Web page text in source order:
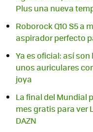
Plus una nueva
Roborock Q10 S5 a
aspirador perfecto
Ya es oficial: así son
unos auriculares
joya
La final del Mundial
mes gratis para ver
DAZN